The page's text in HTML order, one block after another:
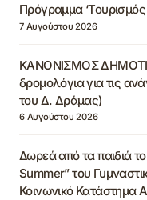
Πρόγραμμα ‘Τουρισμός
7 Αυγούστου 2026
ΚΑΝΟΝΙΣΜΟΣ
δρομολόγια για τις
του Δ. Δράμας)
6 Αυγούστου 2026
Δωρεά από τα παιδιά
Summer” του
Κοινωνικό Κατάστημα